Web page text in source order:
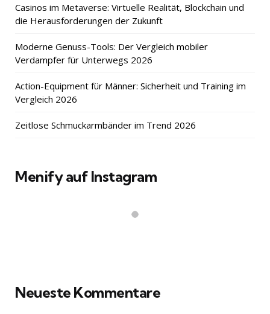
Casinos im Metaverse: Virtuelle Realität, Blockchain und
die Herausforderungen der Zukunft
Moderne Genuss-Tools: Der Vergleich mobiler
Verdampfer für Unterwegs 2026
Action-Equipment für Männer: Sicherheit und Training im
Vergleich 2026
Zeitlose Schmuckarmbänder im Trend 2026
Menify auf Instagram
Neueste Kommentare